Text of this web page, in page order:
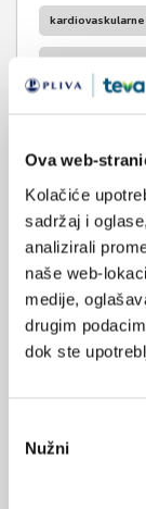
Ova web-
Kolačiće
sadržaj i
analizirali
naše web-
medije,
drugim
dok ste
pristanka
Nužni
renalno zdravlje
metaboličko
metabolički
metabolički
tjelesna
VEZANI SADRŽAJ